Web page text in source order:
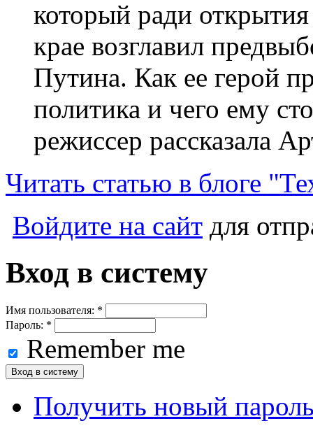
который ради
крае возглавил
Путина. Как ее герой
политика и чего ему
режиссер рассказала
Читать статью в блоге
Войдите на сайт для
Вход в систему
Имя пользователя: *
Пароль: *
Remember me
Получить новый